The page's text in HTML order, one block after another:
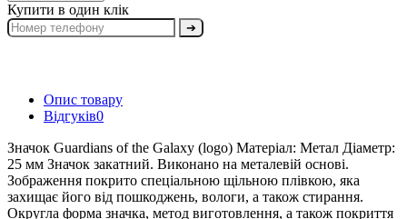
Купити в один клік
➔
Опис товару
Відгуків0
Значок Guardians of the Galaxy (logo) Матеріал: Метал Діаметр:
25 мм Значок закатний. Виконано на металевій основі.
Зображення покрито спеціальною щільною плівкою, яка
захищає його від пошкоджень, вологи, а також стирання.
Округла форма значка, метод виготовлення, а також покриття